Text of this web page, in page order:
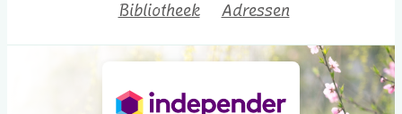
Bibliotheek
Adressen